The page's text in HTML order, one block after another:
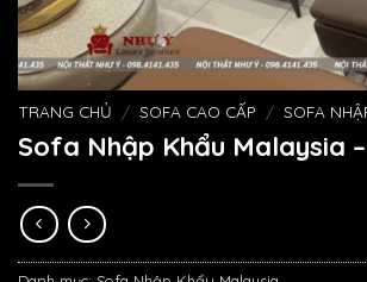
TRANG CHỦ / SOFA CAO CẤP / SOFA
Sofa Nhập Khẩu Malaysia –